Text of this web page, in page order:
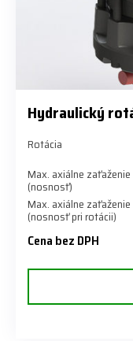
Hydraulický
Rotácia
Max. axiálne
(nosnosť)
Max. axiálne
(nosnosť pri rotácii)
Cena bez DPH